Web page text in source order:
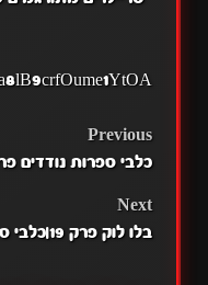
POST
Previous
כלבי ספרות נודדים
Next
בלו לוק פרק 19|כלבי ספרות נודדים פרק 8